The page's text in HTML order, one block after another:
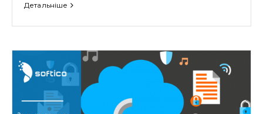
Детальніше